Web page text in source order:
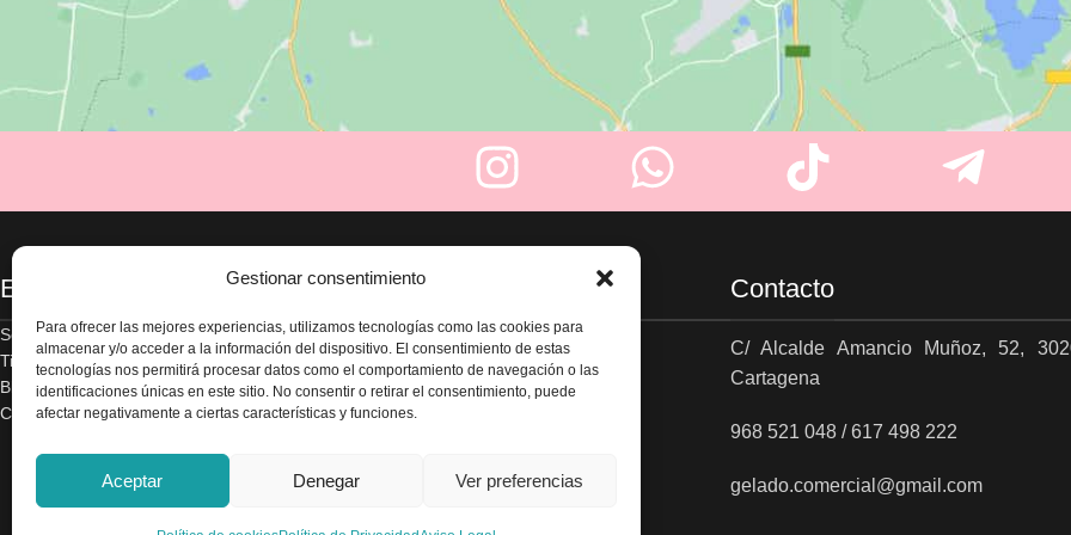
Gestionar consentimiento
Para ofrecer las mejores experiencias, utilizamos tecnologías como las cookies para
almacenar y/o acceder a la información del dispositivo. El consentimiento de estas
tecnologías nos permitirá procesar datos como el comportamiento de navegación o las
identificaciones únicas en este sitio. No consentir o retirar el consentimiento, puede
afectar negativamente a ciertas características y funciones.
Aceptar Denegar Ver preferencias
Enlaces
Sobre nosotros
Tienda
Blog
Contacte con nosotros
Legal
Aviso legal
Política de privacidad
Términos y condiciones
Envío y devoluciones
Contacto
C/ Alcalde Amancio Muñoz, 52,
Cartagena
968 521 048 / 617 498 222
gelado.comercial@gmail.com